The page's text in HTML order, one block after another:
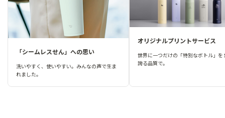
「シームレスせん」への思い
洗いやすく、使いやすい。みんなの声で生ま
れました。
オリジナルプリントサービス
世界に一つだけの「特別なボトル」を
誇る品質で。